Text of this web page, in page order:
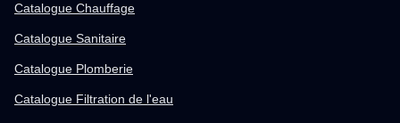
Catalogue Chauffage
Catalogue Sanitaire
Catalogue Plomberie
Catalogue Filtration de l'eau